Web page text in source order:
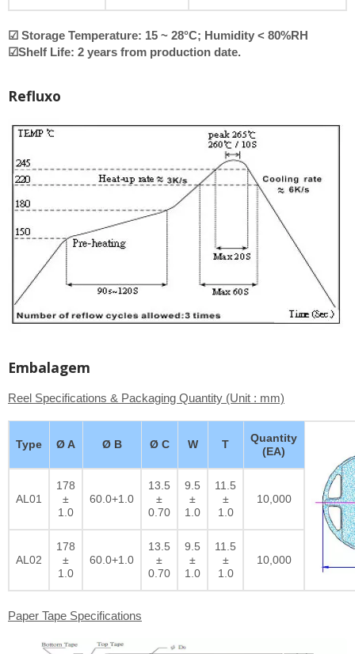
☑ Storage Temperature: 15 ~ 28°C; Humidity < 80%RH
☑Shelf Life: 2 years from production date.
Refluxo
Embalagem
Reel Specifications & Packaging Quantity (Unit : mm)
Type Ø A Ø B Ø C W T
Quantity
(EA)
AL01
178
±
1.0
60.0+1.0
13.5
±
0.70
9.5
±
1.0
11.5
±
1.0
10,000
AL02
178
±
1.0
60.0+1.0
13.5
±
0.70
9.5
±
1.0
11.5
±
1.0
10,000
Paper Tape Specifications